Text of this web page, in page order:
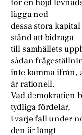
för en höjd
lägga ned
dessa stora
stånd att bidraga
till samhällets
sådan
inte komma ifrån,
är rationell.
Vad demokratien
tydliga fördelar,
i varje fall under
den är långt